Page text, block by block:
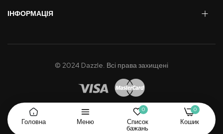
ІНФОРМАЦІЯ
© 2024 Dazzle. Всі права захищені
Головна Меню
0
Список
бажань
0
Кошик